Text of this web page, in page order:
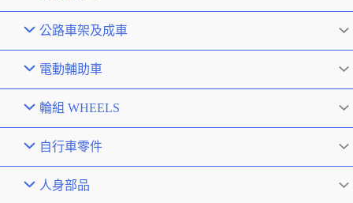
公路車架及成車
電動輔助車
輪組 WHEELS
自行車零件
人身部品